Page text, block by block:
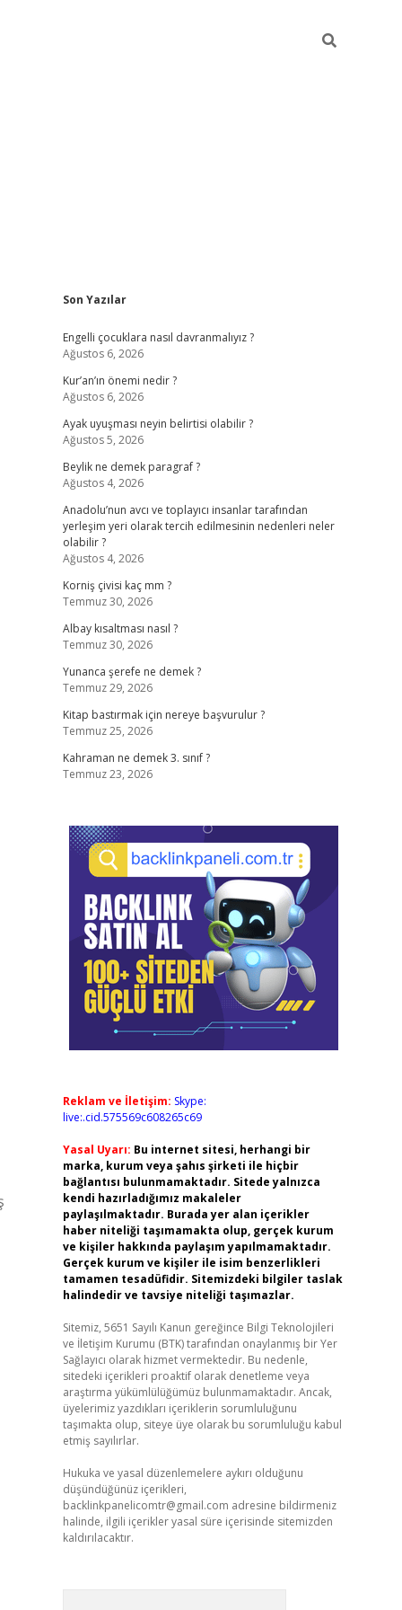
Sidebar
Son Yazılar
Engelli çocuklara nasıl davranmalıyız ?
Ağustos 6, 2026
Kur’an’ın önemi nedir ?
Ağustos 6, 2026
Ayak uyuşması neyin belirtisi olabilir ?
Ağustos 5, 2026
Beylik ne demek paragraf ?
Ağustos 4, 2026
Anadolu’nun avcı ve toplayıcı insanlar tarafından
yerleşim yeri olarak tercih edilmesinin nedenleri neler
olabilir ?
Ağustos 4, 2026
Korniş çivisi kaç mm ?
Temmuz 30, 2026
Albay kısaltması nasıl ?
Temmuz 30, 2026
Yunanca şerefe ne demek ?
Temmuz 29, 2026
Kitap bastırmak için nereye başvurulur ?
Temmuz 25, 2026
Kahraman ne demek 3. sınıf ?
Temmuz 23, 2026
Reklam ve İletişim: Skype:
live:.cid.575569c608265c69
Yasal Uyarı: Bu internet sitesi, herhangi bir
marka, kurum veya şahıs şirketi ile hiçbir
bağlantısı bulunmamaktadır. Sitede yalnızca
kendi hazırladığımız makaleler
paylaşılmaktadır. Burada yer alan içerikler
haber niteliği taşımamakta olup, gerçek kurum
ve kişiler hakkında paylaşım yapılmamaktadır.
Gerçek kurum ve kişiler ile isim benzerlikleri
tamamen tesadüfidir. Sitemizdeki bilgiler taslak
halindedir ve tavsiye niteliği taşımazlar.
Sitemiz, 5651 Sayılı Kanun gereğince Bilgi Teknolojileri
ve İletişim Kurumu (BTK) tarafından onaylanmış bir Yer
Sağlayıcı olarak hizmet vermektedir. Bu nedenle,
sitedeki içerikleri proaktif olarak denetleme veya
araştırma yükümlülüğümüz bulunmamaktadır. Ancak,
üyelerimiz yazdıkları içeriklerin sorumluluğunu
taşımakta olup, siteye üye olarak bu sorumluluğu kabul
etmiş sayılırlar.
Hukuka ve yasal düzenlemelere aykırı olduğunu
düşündüğünüz içerikleri,
backlinkpanelicomtr@gmail.com adresine bildirmeniz
halinde, ilgili içerikler yasal süre içerisinde sitemizden
kaldırılacaktır.